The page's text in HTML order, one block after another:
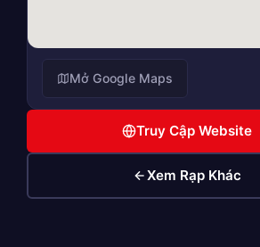
Mở Google Maps
Truy Cập Website
Xem Rạp Khác